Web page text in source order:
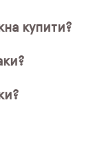
купити?